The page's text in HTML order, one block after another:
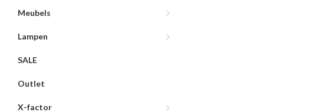
Meubels
Lampen
SALE
Outlet
X-factor